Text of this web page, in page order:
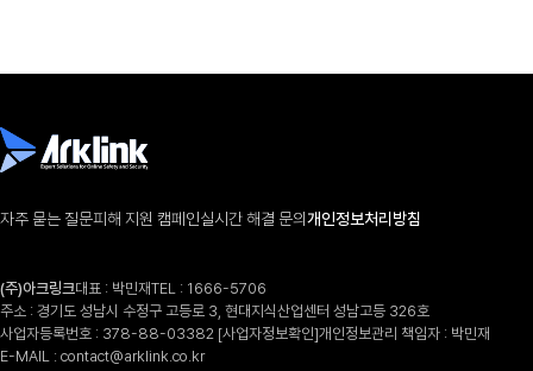
자주 묻는 질문피해 지원 캠페인실시간 해결 문의개인정보처리방침
(주)아크링크대표 : 박민재TEL : 1666-5706
주소 : 경기도 성남시 수정구 고등로 3, 현대지식산업센터 성남고등 326호
사업자등록번호 : 378-88-03382 [사업자정보확인]개인정보관리 책임자 : 박민재
E-MAIL : contact@arklink.co.kr